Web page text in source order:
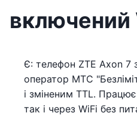
включений
Є: телефон ZTE Axon 7
оператор МТС
і зміненим TTL.
так і через WiFi без